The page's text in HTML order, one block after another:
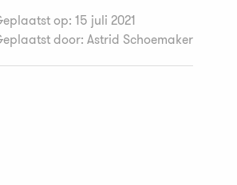
op: 15 juli 2021
door: Astrid Schoemaker